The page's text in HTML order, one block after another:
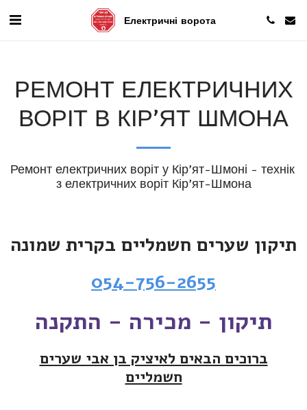
Електричні ворота
РЕМОНТ ЕЛЕКТРИЧНИХ
ВОРІТ В КІР'ЯТ ШМОНА
Ремонт електричних воріт у Кір'ят-Шмоні - технік
з електричних воріт Кір'ят-Шмона
תיקון שערים חשמליים בקרית שמונה
054-756-2655
תיקון - מכירה - התקנה
ברוכים הבאים לאיציק בן אבי שערים
חשמליים